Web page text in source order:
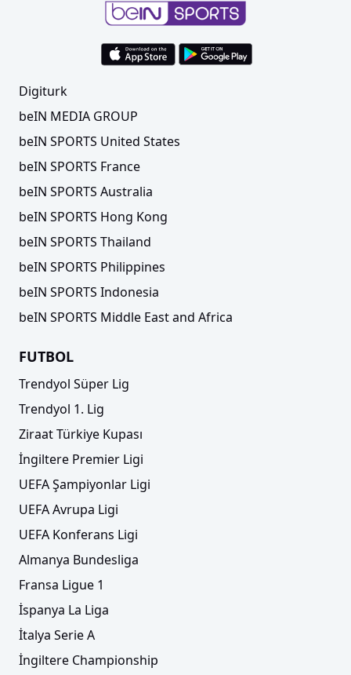
Digiturk
beIN MEDIA GROUP
beIN SPORTS United States
beIN SPORTS France
beIN SPORTS Australia
beIN SPORTS Hong Kong
beIN SPORTS Thailand
beIN SPORTS Philippines
beIN SPORTS Indonesia
beIN SPORTS Middle East and Africa
FUTBOL
Trendyol Süper Lig
Trendyol 1. Lig
Ziraat Türkiye Kupası
İngiltere Premier Ligi
UEFA Şampiyonlar Ligi
UEFA Avrupa Ligi
UEFA Konferans Ligi
Almanya Bundesliga
Fransa Ligue 1
İspanya La Liga
İtalya Serie A
İngiltere Championship